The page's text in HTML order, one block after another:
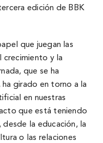
edición de BBK
que juegan las
crecimiento y la
que se ha
ha girado en torno a la
en nuestras
que está teniendo
la educación, la
o las relaciones